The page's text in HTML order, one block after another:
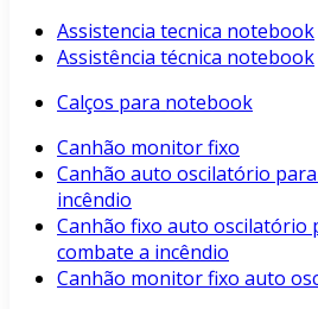
Assistencia tecnica notebook
Assistência técnica notebook
Calços para notebook
Canhão monitor fixo
Canhão auto oscilatório
incêndio
Canhão fixo auto oscilatório
combate a incêndio
Canhão monitor fixo auto